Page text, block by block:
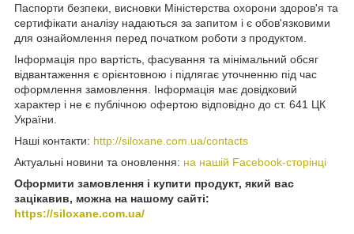
Паспорти безпеки, висновки Міністерства охорони здоров'я та
сертифікати аналізу надаються за запитом і є обов'язковими
для ознайомлення перед початком роботи з продуктом.
Інформація про вартість, фасування та мінімальний обсяг
відвантаження є орієнтовною і підлягає уточненню під час
оформлення замовлення. Інформація має довідковий
характер і не є публічною офертою відповідно до ст. 641 ЦК
України.
Наші контакти: http://siloxane.com.ua/contacts
Актуальні новини та оновлення: на нашій Facebook-сторінці
Оформити замовлення і купити продукт, який вас
зацікавив, можна на нашому сайті:
https://siloxane.com.ua/